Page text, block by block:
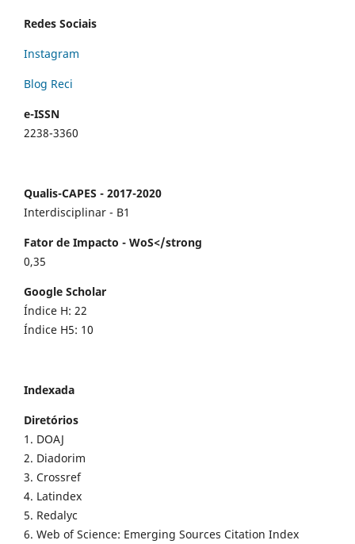
Redes Sociais
Instagram
Blog Reci
e-ISSN
2238-3360
Qualis-CAPES - 2017-2020
Interdisciplinar - B1
Fator de Impacto - WoS</strong
0,35
Google Scholar
Índice H: 22
Índice H5: 10
Indexada
Diretórios
1. DOAJ
2. Diadorim
3. Crossref
4. Latindex
5. Redalyc
6. Web of Science: Emerging Sources Citation Index